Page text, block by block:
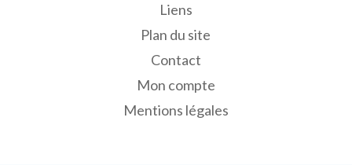
Liens
Plan du site
Contact
Mon compte
Mentions légales